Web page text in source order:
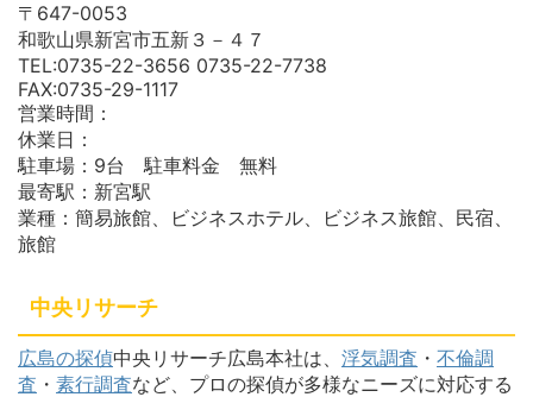
〒647-0053
和歌山県新宮市五新３－４７
TEL:0735-22-3656 0735-22-7738
FAX:0735-29-1117
営業時間：
休業日：
駐車場：9台 駐車料金 無料
最寄駅：新宮駅
業種：簡易旅館、ビジネスホテル、ビジネス旅館、民宿、
旅館
中央リサーチ
広島の探偵中央リサーチ広島本社は、 浮気調査 ・ 不倫調
査 ・ 素行調査など、プロの探偵が多様なニーズに対応する